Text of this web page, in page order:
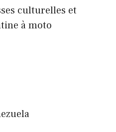
culturelles et
à moto